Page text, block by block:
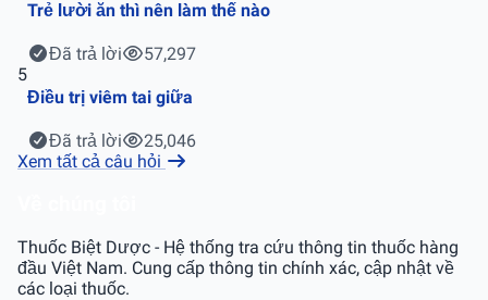
Trẻ lười ăn thì nên làm thế nào
Đã trả lời
57,297
5
Điều trị viêm tai giữa
Đã trả lời
25,046
Xem tất cả câu hỏi
Thuốc Biệt Dược - Hệ thống tra cứu thông tin thuốc hàng
đầu Việt Nam. Cung cấp thông tin chính xác, cập nhật về
các loại thuốc.